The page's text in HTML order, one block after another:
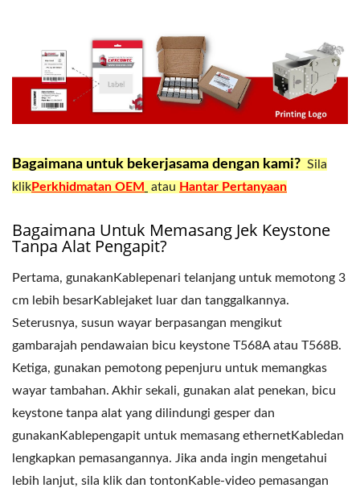
Bagaimana untuk bekerjasama dengan kami? Sila
klikPerkhidmatan OEM atau Hantar Pertanyaan
Bagaimana Untuk Memasang Jek Keystone
Tanpa Alat Pengapit?
Pertama, gunakanKablepenari telanjang untuk memotong 3
cm lebih besarKablejaket luar dan tanggalkannya.
Seterusnya, susun wayar berpasangan mengikut
gambarajah pendawaian bicu keystone T568A atau T568B.
Ketiga, gunakan pemotong pepenjuru untuk memangkas
wayar tambahan. Akhir sekali, gunakan alat penekan, bicu
keystone tanpa alat yang dilindungi gesper dan
gunakanKablepengapit untuk memasang ethernetKabledan
lengkapkan pemasangannya. Jika anda ingin mengetahui
lebih lanjut, sila klik dan tontonKable-video pemasangan